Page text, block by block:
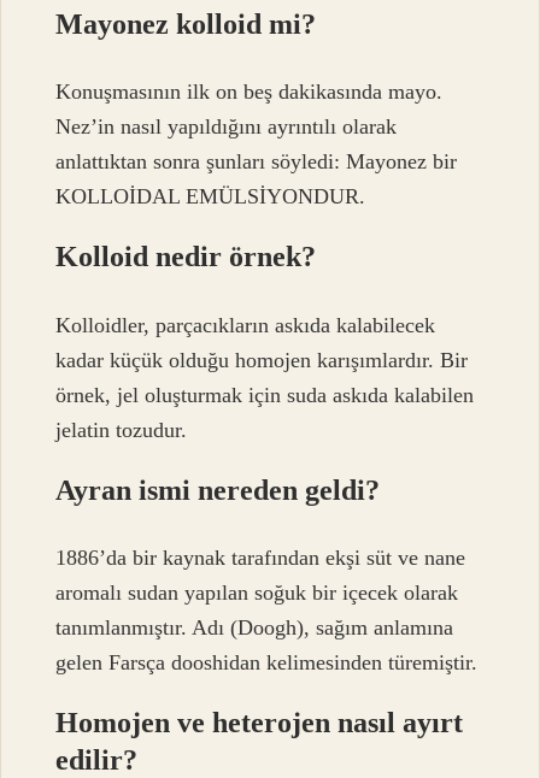
Mayonez kolloid mi?
Konuşmasının ilk on beş dakikasında mayo.
Nez’in nasıl yapıldığını ayrıntılı olarak
anlattıktan sonra şunları söyledi: Mayonez bir
KOLLOİDAL EMÜLSİYONDUR.
Kolloid nedir örnek?
Kolloidler, parçacıkların askıda kalabilecek
kadar küçük olduğu homojen karışımlardır. Bir
örnek, jel oluşturmak için suda askıda kalabilen
jelatin tozudur.
Ayran ismi nereden geldi?
1886’da bir kaynak tarafından ekşi süt ve nane
aromalı sudan yapılan soğuk bir içecek olarak
tanımlanmıştır. Adı (Doogh), sağım anlamına
gelen Farsça dooshidan kelimesinden türemiştir.
Homojen ve heterojen nasıl ayırt
edilir?